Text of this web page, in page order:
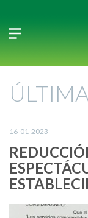
16-01-2023